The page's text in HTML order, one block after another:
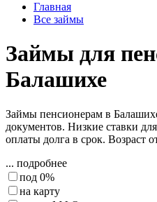
Главная
Все займы
Займы для
Балашихе
Займы пенсионерам в
документов. Низкие ставки
оплаты долга в срок. Возраст
... подробнее
под 0%
на карту